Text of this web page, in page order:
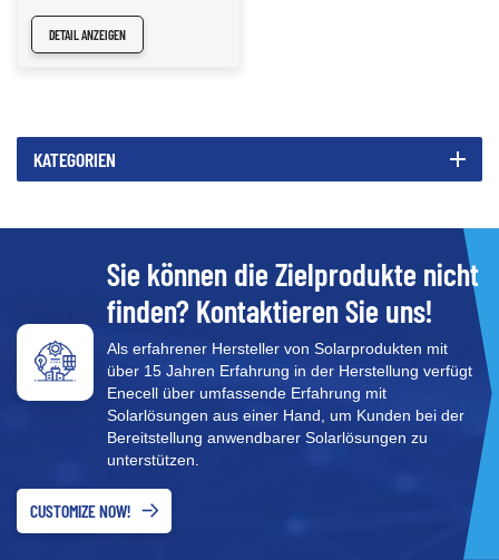
Schneiden ⚡
Laserschweißen ⚡
DETAIL ANZEIGEN
KATEGORIEN
Sie können die Zielprodukte nicht
finden? Kontaktieren Sie uns!
Als erfahrener Hersteller von Solarprodukten mit
über 15 Jahren Erfahrung in der Herstellung verfügt
Enecell über umfassende Erfahrung mit
Solarlösungen aus einer Hand, um Kunden bei der
Bereitstellung anwendbarer Solarlösungen zu
unterstützen.
CUSTOMIZE NOW!